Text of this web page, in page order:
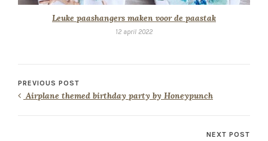
Leuke paashangers maken voor de paastak
12 april 2022
PREVIOUS POST
Airplane themed birthday party by Honeypunch
NEXT POST